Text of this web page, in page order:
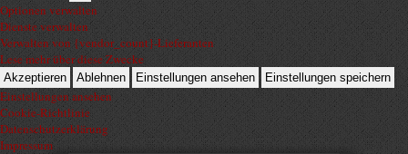
Optionen verwalten
Dienste verwalten
Verwalten von {vendor_count}-Lieferanten
Lese mehr über diese Zwecke
Akzeptieren Ablehnen Einstellungen ansehen Einstellungen speichern
Einstellungen ansehen
Cookie-Richtlinie
Datenschutzerklärung
Impressum